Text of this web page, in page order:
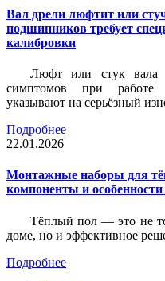
Вал дрели люфтит или
подшипников требует
калибровки
Люфт или стук
симптомов при работе
указывают на серьёзный
Подробнее
22.01.2026
Монтажные наборы для
компоненты и
Тёплый пол — это не
доме, но и эффективное
Подробнее